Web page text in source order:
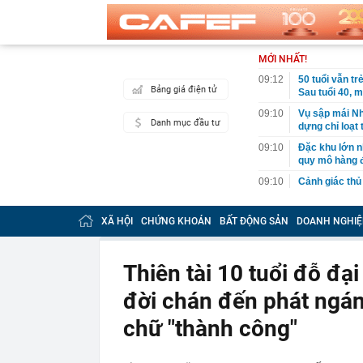
Bảng giá điện tử
Danh mục đầu tư
MỚI NHẤT!
09:12
50 tuổi vẫn
Sau tuổi 40,
09:10
Vụ sập mái
dựng chỉ loạt
09:10
Đặc khu lớn
quy mô hàng
09:10
Cảnh giác
09:09
Tuyến đường
Nội sắp đón
09:08
Chủ tịch Fed
09:04
Miền Bắc
09:00
Phú Thọ:
camera
09:00
Việt Nam sẽ
XÃ HỘI CHỨNG KHOÁN BẤT ĐỘNG SẢN DOANH
Thiên tài 10 tuổi đỗ
đời chán đến phát
chữ "thành công"